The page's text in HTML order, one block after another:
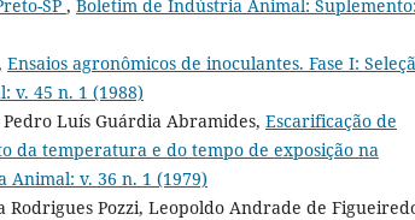
SP , Boletim de Indústria Animal:
Ensaios agronômicos de inoculantes. Fase I:
v. 45 n. 1 (1988)
Luís Guárdia Abramides, Escarificação de
da temperatura e do tempo de exposição na
v. 36 n. 1 (1979)
Rodrigues Pozzi, Leopoldo Andrade de